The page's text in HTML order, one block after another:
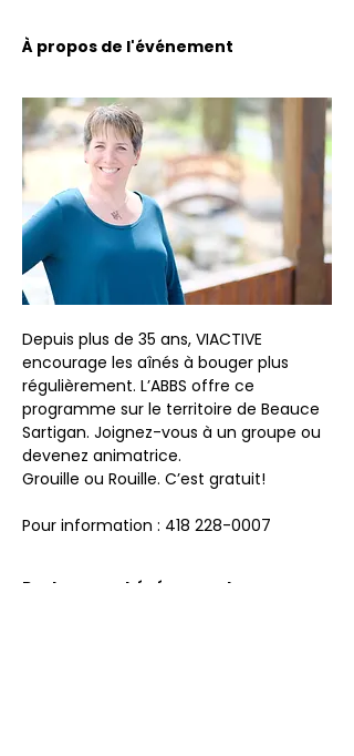
À propos de l'événement
Depuis plus de 35 ans, VIACTIVE
encourage les aînés à bouger plus
régulièrement. L’ABBS offre ce
programme sur le territoire de Beauce
Sartigan. Joignez-vous à un groupe ou
devenez animatrice.
Grouille ou Rouille. C’est gratuit!
Pour information : 418 228-0007
Partager cet événement